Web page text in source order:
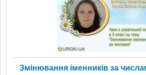
Змінювання іменників за